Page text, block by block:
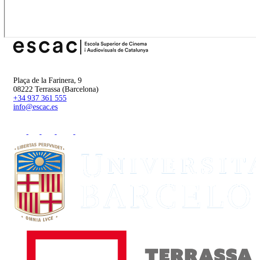
Plaça de la Farinera, 9
08222 Terrassa (Barcelona)
+34 937 361 555
info@escac.es